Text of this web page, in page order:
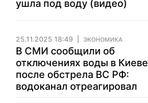
ушла под воду (видео)
25.11.2025 18:49 ЭКОНОМИКА
В СМИ сообщили об
отключениях воды в Киеве
после обстрела ВС РФ:
водоканал отреагировал